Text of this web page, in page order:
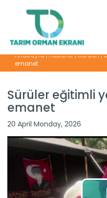
Anasayfa|Haberler|İllerden|
emanet
Sürüler eğitimli
emanet
20 April Monday, 2026